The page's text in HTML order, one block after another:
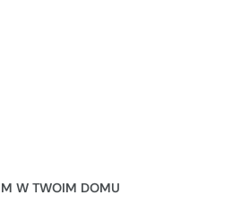
W TWOIM DOMU